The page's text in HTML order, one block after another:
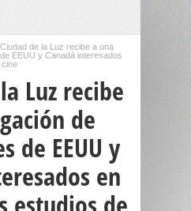
Ciudad de la Luz recibe a una
EEUU y Canadá interesados
Luz recibe
de
de EEUU y
en